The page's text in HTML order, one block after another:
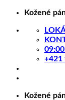
Skip
content
Kožené
+421
Kožené